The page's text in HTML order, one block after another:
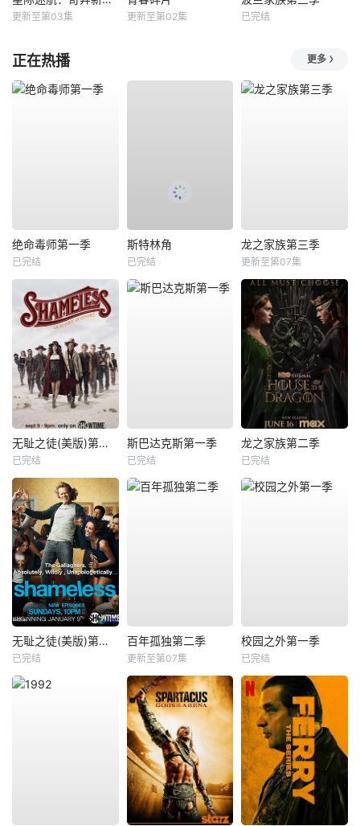
更新至第03集 更新至第02集 已完结
正在热播 更多
绝命毒师第一季
已完结
斯特林角
已完结
龙之家族第三季
更新至第07集
无耻之徒(美版)第九季
已完结
斯巴达克斯第一季
已完结
龙之家族第二季
已完结
无耻之徒(美版)第一季
已完结
百年孤独第二季
更新至第07集
校园之外第一季
已完结